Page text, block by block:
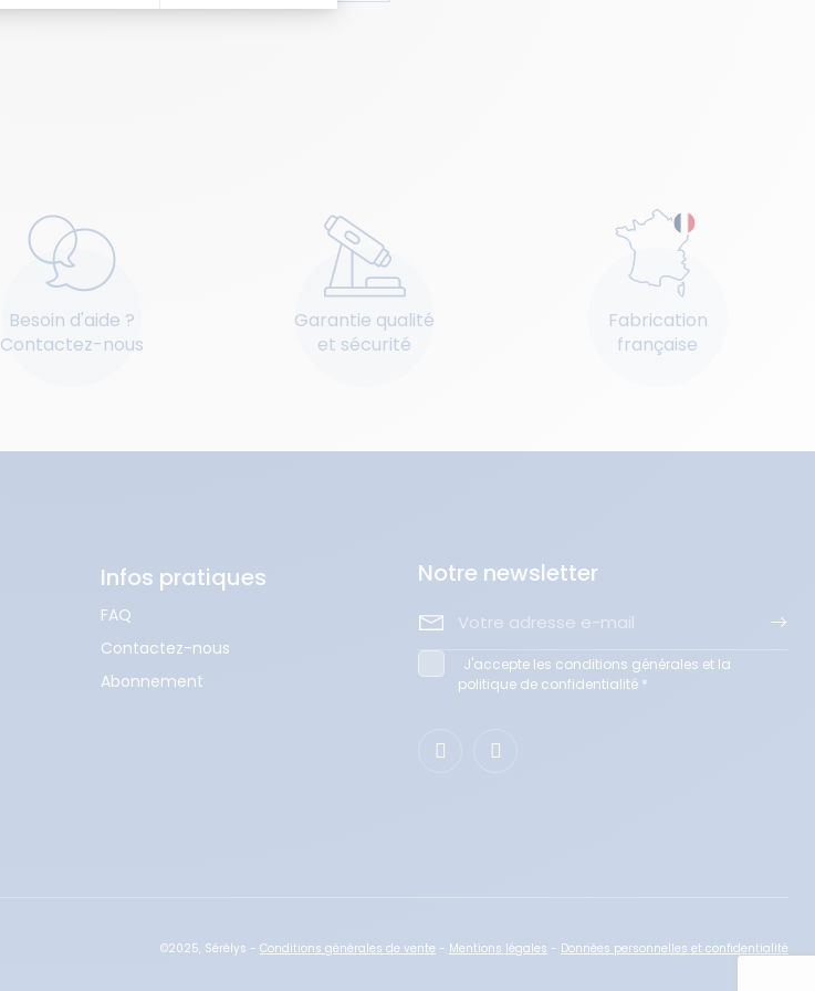
Besoin d'aide ?
Contactez-nous
Garantie qualité
et sécurité
Fabrication
française
Infos pratiques
FAQ
Contactez-nous
Abonnement
Notre newsletter
J'accepte les conditions générales et la
politique de confidentialité *
©2025, Sérélys - Conditions générales de vente - Mentions légales - Données personnelles et confidentialité